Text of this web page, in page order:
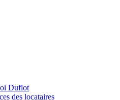
Duflot
des locataires